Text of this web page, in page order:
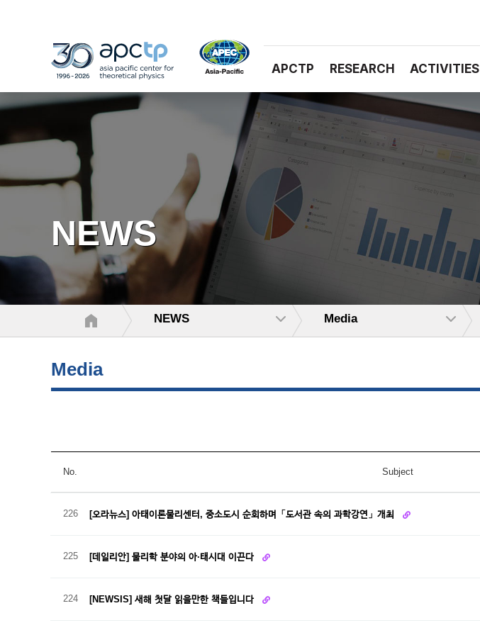
APCTP RESEARCH ACTIVITIES
NEWS
NEWS Media
Media
No. Subject
226 [오라뉴스] 아태이론물리센터, 중소도시 순회하며「도서관 속의 과학강연」개최
225 [데일리안] 물리학 분야의 아·태시대 이끈다
224 [NEWSIS] 새해 첫달 읽을만한 책들입니다